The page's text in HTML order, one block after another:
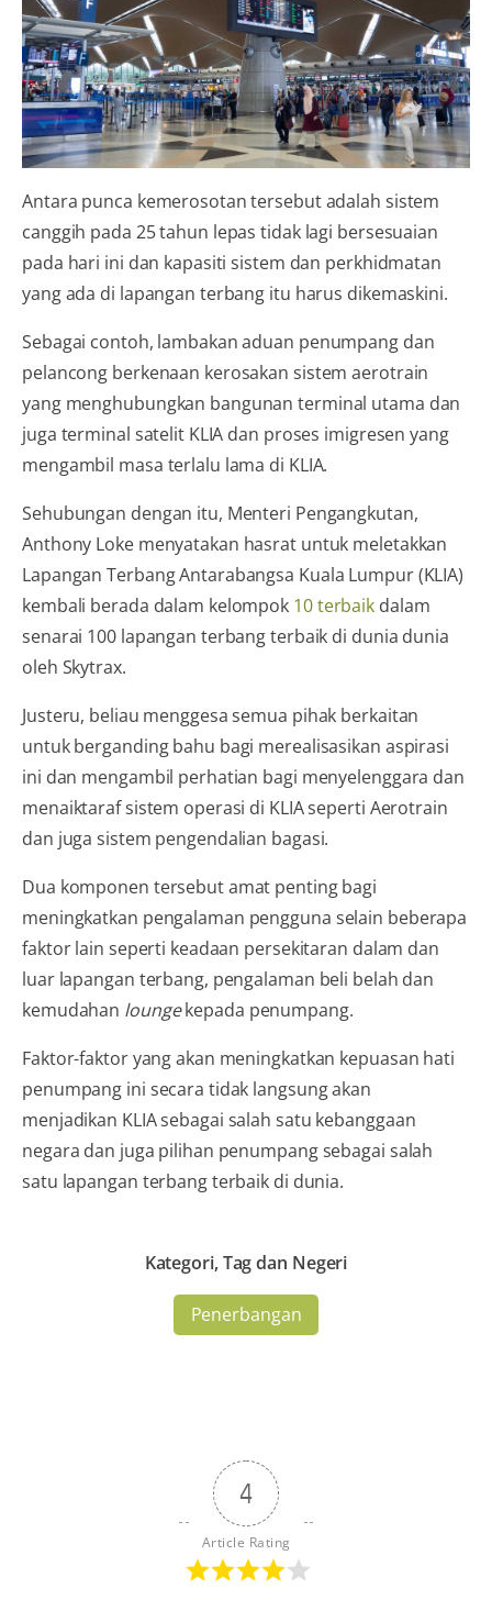
Antara punca kemerosotan tersebut adalah sistem
canggih pada 25 tahun lepas tidak lagi bersesuaian
pada hari ini dan kapasiti sistem dan perkhidmatan
yang ada di lapangan terbang itu harus dikemaskini.
Sebagai contoh, lambakan aduan penumpang dan
pelancong berkenaan kerosakan sistem aerotrain
yang menghubungkan bangunan terminal utama dan
juga terminal satelit KLIA dan proses imigresen yang
mengambil masa terlalu lama di KLIA.
Sehubungan dengan itu, Menteri Pengangkutan,
Anthony Loke menyatakan hasrat untuk meletakkan
Lapangan Terbang Antarabangsa Kuala Lumpur (KLIA)
kembali berada dalam kelompok 10 terbaik dalam
senarai 100 lapangan terbang terbaik di dunia dunia
oleh Skytrax.
Justeru, beliau menggesa semua pihak berkaitan
untuk berganding bahu bagi merealisasikan aspirasi
ini dan mengambil perhatian bagi menyelenggara dan
menaiktaraf sistem operasi di KLIA seperti Aerotrain
dan juga sistem pengendalian bagasi.
Dua komponen tersebut amat penting bagi
meningkatkan pengalaman pengguna selain beberapa
faktor lain seperti keadaan persekitaran dalam dan
luar lapangan terbang, pengalaman beli belah dan
kemudahan loungekepada penumpang.
Faktor-faktor yang akan meningkatkan kepuasan hati
penumpang ini secara tidak langsung akan
menjadikan KLIA sebagai salah satu kebanggaan
negara dan juga pilihan penumpang sebagai salah
satu lapangan terbang terbaik di dunia.
Kategori, Tag dan Negeri
Penerbangan
4
Article Rating